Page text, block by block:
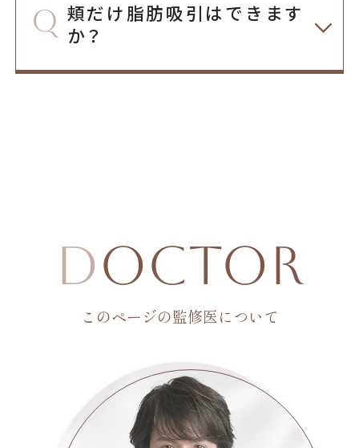
頬だけ脂肪吸引はできます
か？
Doctor
このページの監修医について